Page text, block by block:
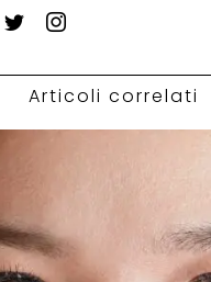
Articoli correlati